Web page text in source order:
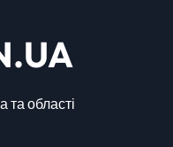
та області